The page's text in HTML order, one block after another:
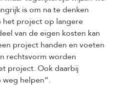
is om na te denken
het project op langere
van de eigen kosten kan
project handen en voeten
rechtsvorm worden
project. Ook daarbij
weg helpen”.